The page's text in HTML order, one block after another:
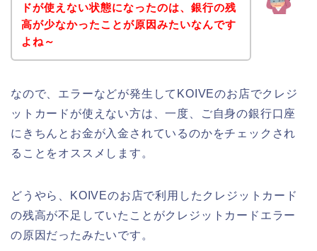
ドが使えない状態になったのは、銀行の残
高が少なかったことが原因みたいなんです
よね～
なので、エラーなどが発生してKOIVEのお店でクレジ
ットカードが使えない方は、一度、ご自身の銀行口座
にきちんとお金が入金されているのかをチェックされ
ることをオススメします。
どうやら、KOIVEのお店で利用したクレジットカード
の残高が不足していたことがクレジットカードエラー
の原因だったみたいです。